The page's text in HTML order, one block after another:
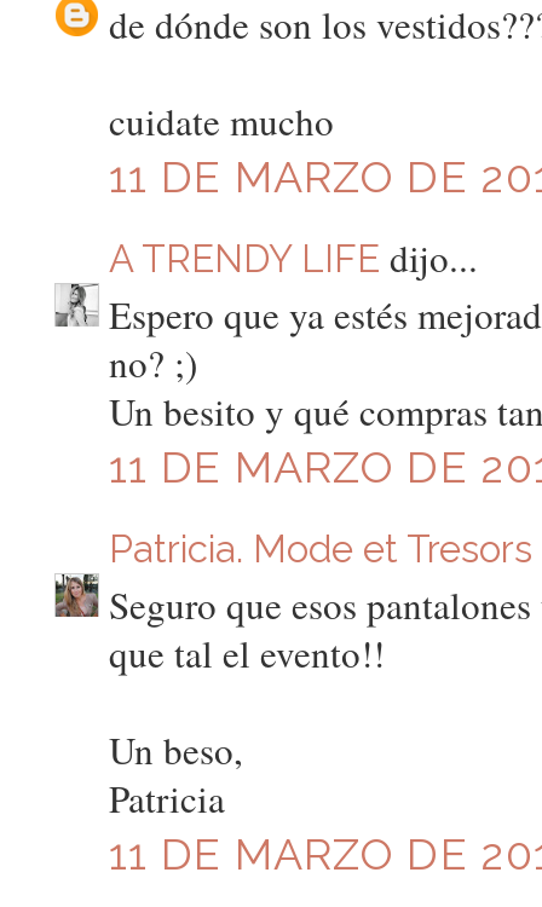
de dónde son los
cuidate mucho
11 DE MARZO DE
A TRENDY LIFE dijo...
Espero que ya estés
no? ;)
Un besito y qué compras
11 DE MARZO DE
Patricia. Mode et Tresors
Seguro que esos
que tal el evento!!
Un beso,
Patricia
11 DE MARZO DE